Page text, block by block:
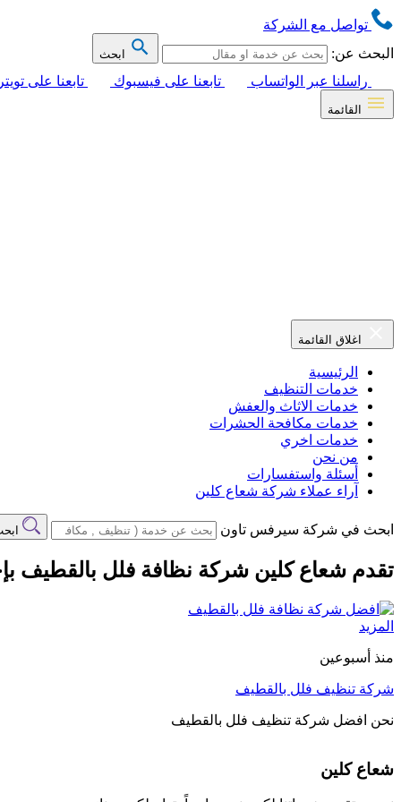
تواصل مع الشركة
البحث عن:
ابحث
راسلنا عبر الواتساب تابعنا على فيسبوك تابعنا على تويتر
القائمة
اغلاق القائمة
الرئيسية
خدمات التنظيف
خدمات الاثاث والعفش
خدمات مكافحة الحشرات
خدمات اخري
من نحن
أسئلة واستفسارات
آراء عملاء شركة شعاع كلين
ابحث في شركة سيرفس تاون
تقدم شعاع كلين شركة نظافة فلل بالقطيف
المزيد
منذ أسبوعين
شركة تنظيف فلل بالقطيف
نحن افضل شركة تنظيف فلل بالقطيف
شعاع كلين